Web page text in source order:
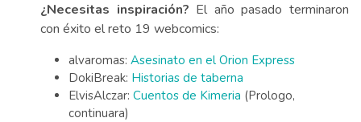
¿Necesitas inspiración? El año pasado terminaron
con éxito el reto 19 webcomics:
alvaromas: Asesinato en el Orion Express
DokiBreak: Historias de taberna
ElvisAlczar: Cuentos de Kimeria (Prologo,
continuara)